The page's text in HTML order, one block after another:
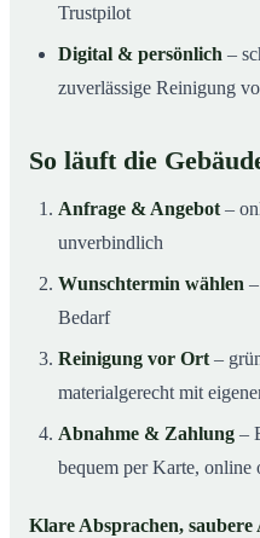
Trustpilot
Digital & persönlich –
zuverlässige Reinigung
So läuft die
Anfrage & Angebot –
unverbindlich
Wunschtermin wählen
Bedarf
Reinigung vor Ort –
materialgerecht mit
Abnahme & Zahlung –
bequem per Karte, online
Klare Absprachen,